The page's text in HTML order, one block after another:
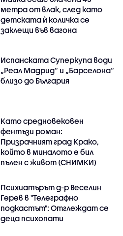
метра от влак, след като
детската ѝ количка се
заклещи във вагона
Испанската Суперкупа води
„Реал Мадрид“ и „Барселона“
близо до България
Като средновековен
фентъзи роман:
Призрачният град Крако,
който в миналото е бил
пълен с живот (СНИМКИ)
Психиатърът д-р Веселин
Герев в "Телеграфно
подкастът": Отглеждат се
деца психопати